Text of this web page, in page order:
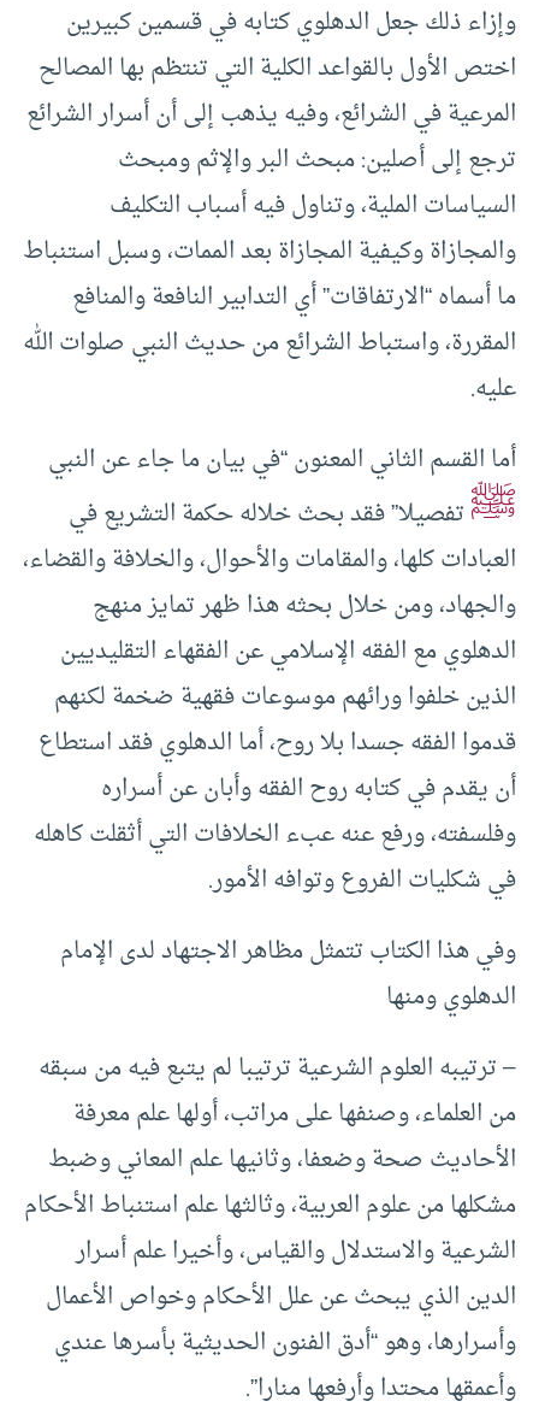
وإزاء ذلك جعل الدهلوي كتابه في قسمين كبيرين
اختص الأول بالقواعد الكلية التي تنتظم بها المصالح
المرعية في الشرائع، وفيه يذهب إلى أن أسرار الشرائع
ترجع إلى أصلين: مبحث البر والإثم ومبحث
السياسات الملية، وتناول فيه أسباب التكليف
والمجازاة وكيفية المجازاة بعد الممات، وسبل استنباط
ما أسماه “الارتفاقات” أي التدابير النافعة والمنافع
المقررة، واستباط الشرائع من حديث النبي صلوات الله
عليه.
أما القسم الثاني المعنون “في بيان ما جاء عن النبي
ﷺتفصيلا” فقد بحث خلاله حكمة التشريع في
العبادات كلها، والمقامات والأحوال، والخلافة والقضاء،
والجهاد، ومن خلال بحثه هذا ظهر تمايز منهج
الدهلوي مع الفقه الإسلامي عن الفقهاء التقليديين
الذين خلفوا ورائهم موسوعات فقهية ضخمة لكنهم
قدموا الفقه جسدا بلا روح، أما الدهلوي فقد استطاع
أن يقدم في كتابه روح الفقه وأبان عن أسراره
وفلسفته، ورفع عنه عبء الخلافات التي أثقلت كاهله
في شكليات الفروع وتوافه الأمور.
وفي هذا الكتاب تتمثل مظاهر الاجتهاد لدى الإمام
الدهلوي ومنها
– ترتيبه العلوم الشرعية ترتيبا لم يتبع فيه من سبقه
من العلماء، وصنفها على مراتب، أولها علم معرفة
الأحاديث صحة وضعفا، وثانيها علم المعاني وضبط
مشكلها من علوم العربية، وثالثها علم استنباط الأحكام
الشرعية والاستدلال والقياس، وأخيرا علم أسرار
الدين الذي يبحث عن علل الأحكام وخواص الأعمال
وأسرارها، وهو “أدق الفنون الحديثية بأسرها عندي
وأعمقها محتدا وأرفعها منارا”.